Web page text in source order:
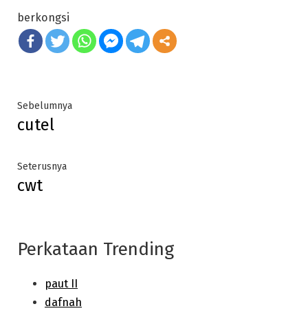
berkongsi
Post
navigation
Sebelumnya
cutel
Seterusnya
cwt
Perkataan Trending